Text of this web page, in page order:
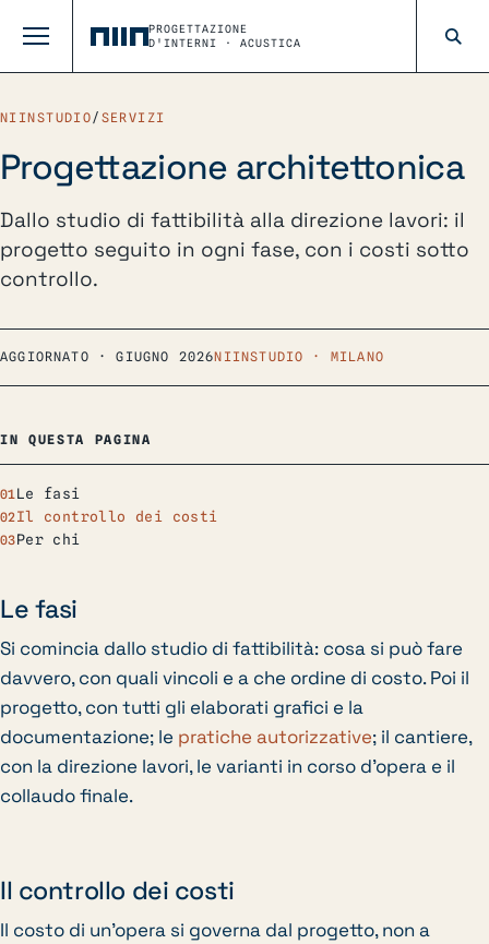
PROGETTAZIONE
D'INTERNI · ACUSTICA
NIINSTUDIO/ SERVIZI
Progettazione architettonica
Dallo studio di fattibilità alla direzione lavori: il
progetto seguito in ogni fase, con i costi sotto
controllo.
AGGIORNATO · GIUGNO 2026NIINSTUDIO · MILANO
IN QUESTA PAGINA
Le fasi
Il controllo dei costi
Per chi
Le fasi
Si comincia dallo studio di fattibilità: cosa si può fare
davvero, con quali vincoli e a che ordine di costo. Poi il
progetto, con tutti gli elaborati grafici e la
documentazione; le pratiche autorizzative; il cantiere,
con la direzione lavori, le varianti in corso d’opera e il
collaudo finale.
Il controllo dei costi
Il costo di un’opera si governa dal progetto, non a